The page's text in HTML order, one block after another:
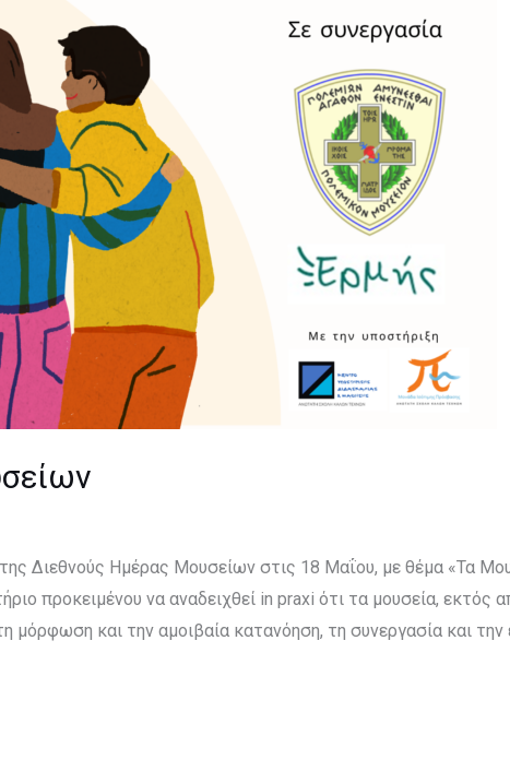
Διεθνούς Ημέρας Μουσείων στις 18 Μαΐου, με θέμα «Τα
προκειμένου να αναδειχθεί in praxi ότι τα μουσεία, εκτός
μόρφωση και την αμοιβαία κατανόηση, τη συνεργασία και